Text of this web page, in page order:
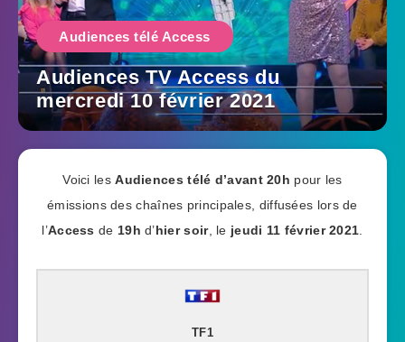
Audiences télé Access
Audiences TV Access du
mercredi 10 février 2021
Voici lesAudiences télé d’avant 20h pour les
émissions des chaînes principales, diffusées lors de
l’Access de 19h d’hier soir, le jeudi 11 février 2021
TF1